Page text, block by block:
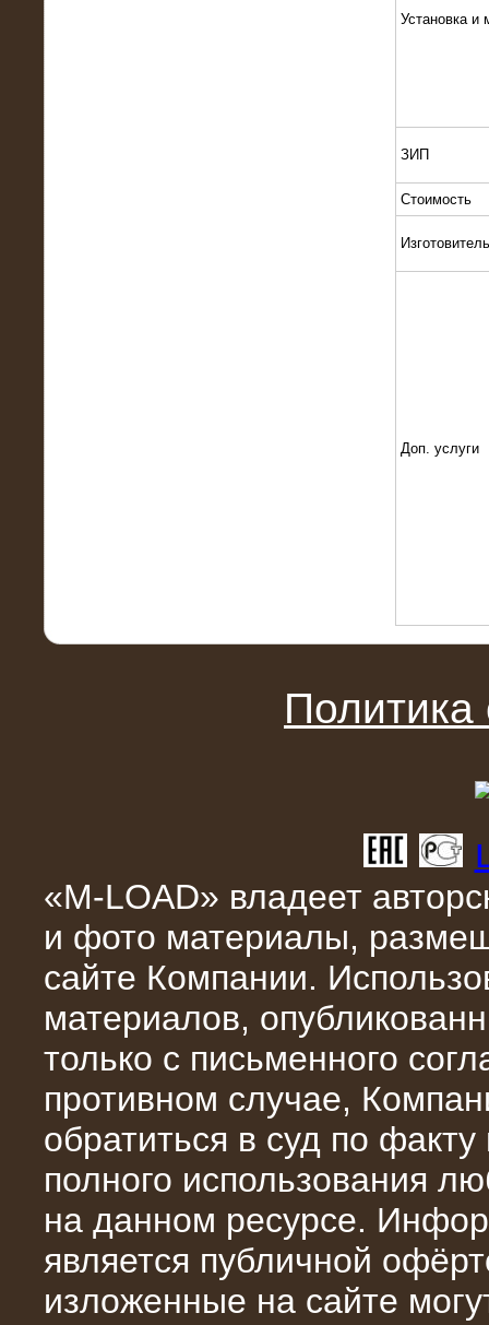
Высоковольтный нагрузочный
10.10.2015
Высоковольтные нагрузочные
модули 3 МВт и 6 МВт для нефтяной
компании
06.10.2015
Установка и
ЗИП
Стоимость
Изготовитель
Доп. услуги
«M-LOAD» владеет
и фото материалы,
сайте Компании.
материалов,
только с письменного
противном случае,
обратиться в суд по
полного использования
на данном ресурсе.
является публичной
изложенные на сайте